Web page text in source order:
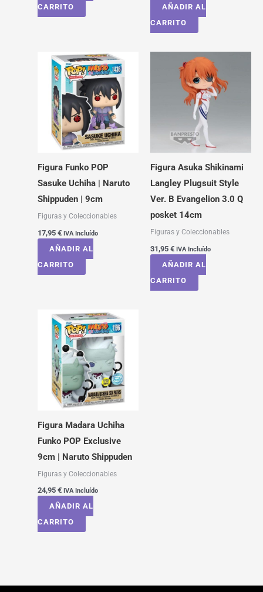
CARRITO
AÑADIR AL
CARRITO
Figura Funko POP
Sasuke Uchiha | Naruto
Shippuden | 9cm
Figuras y Coleccionables
17,95 € IVA Incluído
AÑADIR AL
CARRITO
Figura Asuka Shikinami
Langley Plugsuit Style
Ver. B Evangelion 3.0 Q
posket 14cm
Figuras y Coleccionables
31,95 € IVA Incluído
AÑADIR AL
CARRITO
Figura Madara Uchiha
Funko POP Exclusive
9cm | Naruto Shippuden
Figuras y Coleccionables
24,95 € IVA Incluído
AÑADIR AL
CARRITO